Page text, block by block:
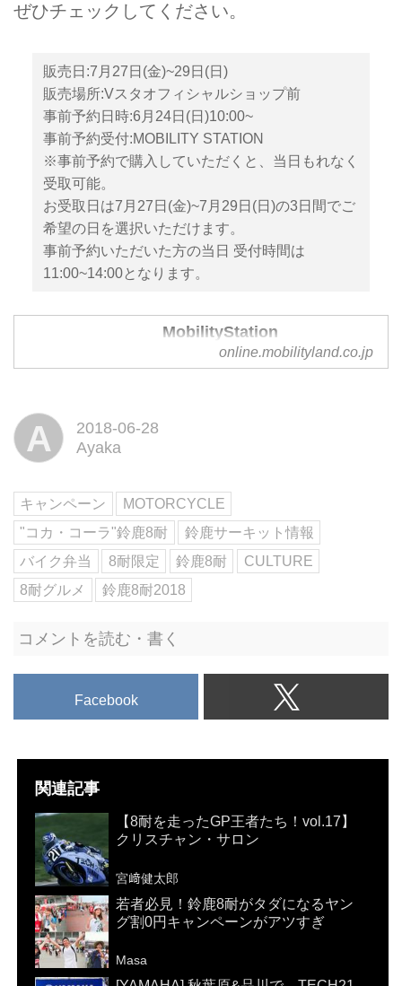
ぜひチェックしてください。
販売日:7月27日(金)~29日(日)
販売場所:Vスタオフィシャルショップ前
事前予約日時:6月24日(日)10:00~
事前予約受付:MOBILITY STATION
※事前予約で購入していただくと、当日もれなく
受取可能。
お受取日は7月27日(金)~7月29日(日)の3日間でご
希望の日を選択いただけます。
事前予約いただいた方の当日 受付時間は
11:00~14:00となります。
MobilityStation
online.mobilityland.co.jp
A
2018-06-28
Ayaka
キャンペーン
MOTORCYCLE
"コカ・コーラ"鈴鹿8耐
鈴鹿サーキット情報
バイク弁当
8耐限定 鈴鹿8耐
CULTURE
8耐グルメ
鈴鹿8耐2018
コメントを読む・書く
Facebook
関連記事
【8耐を走ったGP王者たち！vol.17】
クリスチャン・サロン
宮﨑健太郎
若者必見！鈴鹿8耐がタダになるヤン
グ割0円キャンペーンがアツすぎ
Masa